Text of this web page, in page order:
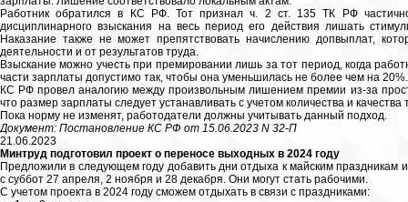
Работник обратился в КС РФ. Тот признал ч. 2 ст. 135 ТК РФ
дисциплинарного взыскания на весь период его действия лишать
Наказание также не может препятствовать начислению допвыплат,
деятельности и от результатов труда.
Взыскание можно учесть при премировании лишь за тот период, когда
части зарплаты допустимо так, чтобы она уменьшилась не более чем на 20%.
КС РФ провел аналогию между произвольным лишением премии из-за
что размер зарплаты следует устанавливать с учетом количества и
Пока норму не изменят, работодатели должны учитывать данный подход.
Документ: Постановление КС РФ от 15.06.2023 N 32-П
21.06.2023
Минтруд подготовил проект о переносе выходных в 2024 году
Предложили в следующем году добавить дни отдыха к майским праздникам
с суббот 27 апреля, 2 ноября и 28 декабря. Они могут стать рабочими.
С учетом проекта в 2024 году сможем отдыхать в связи с праздниками: